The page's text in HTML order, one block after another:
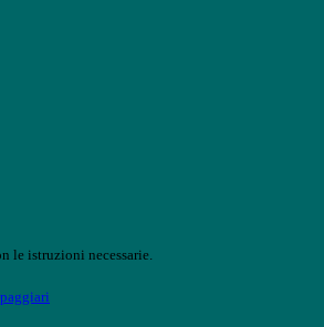
le istruzioni necessarie.